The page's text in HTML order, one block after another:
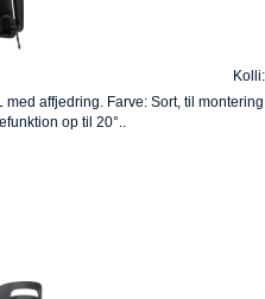
Kolli:
affjedring. Farve: Sort, til montering
op til 20°..